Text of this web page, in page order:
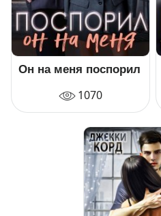
Он на меня поспорил
1070